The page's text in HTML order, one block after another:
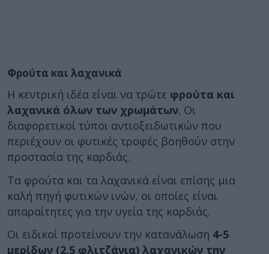
Φρούτα και λαχανικά
Η κεντρική ιδέα είναι να τρώτε φρούτα και
λαχανικά όλων των χρωμάτων. Οι
διαφορετικοί τύποι αντιοξειδωτικών που
περιέχουν οι φυτικές τροφές βοηθούν στην
προστασία της καρδιάς.
Τα φρούτα και τα λαχανικά είναι επίσης μια
καλή πηγή φυτικών ινών, οι οποίες είναι
απαραίτητες για την υγεία της καρδιάς.
Οι ειδικοί προτείνουν την κατανάλωση 4-5
μερίδων (2,5 φλιτζάνια) λαχανικών την